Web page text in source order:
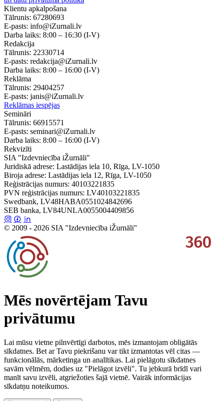
Klientu apkalpošana
Tālrunis: 67280693
E-pasts: info@iZurnali.lv
Darba laiks: 8:00 – 16:30 (I-V)
Redakcija
Tālrunis: 22330714
E-pasts: redakcija@iZurnali.lv
Darba laiks: 8:00 – 16:00 (I-V)
Reklāma
Tālrunis: 29404257
E-pasts: janis@iZurnali.lv
Reklāmas iespējas
Semināri
Tālrunis: 66915571
E-pasts: seminari@iZurnali.lv
Darba laiks: 8:00 – 16:00 (I-V)
Rekvizīti
SIA "Izdevniecība iŽurnāli"
Juridiskā adrese: Lastādijas iela 10, Rīga, LV-1050
Biroja adrese: Lastādijas iela 12, Rīga, LV-1050
Reģistrācijas numurs: 40103221835
PVN reģistrācijas numurs: LV40103221835
Swedbank, LV48HABA0551024842696
SEB banka, LV84UNLA0055004409856
© 2009 - 2026 SIA "Izdevniecība iŽurnāli"
Mēs novērtējam Tavu
privātumu
Lai mūsu vietne pilnvērtīgi darbotos, mēs izmantojam obligātās
sīkdatnes. Bet ar Tavu piekrišanu var tikt izmantotas vēl citas —
funkcionālās, mārketinga un analītikas. Lai pielāgotu sīkdatnes
savām vēlmēm, dodies uz "Pielāgot izvēli". Tu jebkurā brīdī vari
manīt savu izvēli, atgriežoties šajā vietnē. Vairāk informācijas
sīkdatņu noteikumos.